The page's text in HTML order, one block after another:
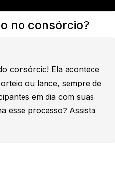
no consórcio?
consórcio! Ela acontece
ou lance, sempre de
em dia com suas
esse processo? Assista